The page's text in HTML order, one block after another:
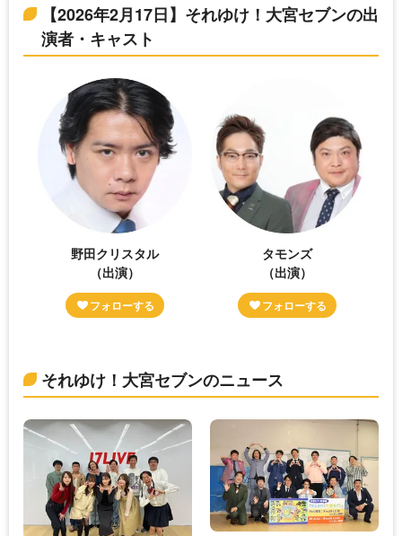
【2026年2月17日】それゆけ！大宮セブンの出
演者・キャスト
野田クリスタル
（出演）
タモンズ
（出演）
それゆけ！大宮セブンのニュース